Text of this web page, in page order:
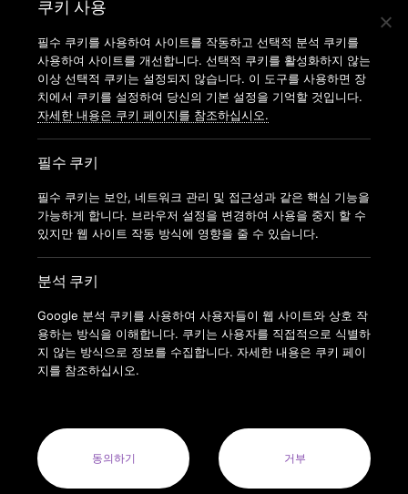
지점찾기
가맹신청
COPYRIGHT © 2022 ANYTIMEFITNESSKOREA ALL RIGHTS
업자번호 : 164-88-01413
사업자명: 주식회사 모던휘트니스코리아(MODERN FITNESS KOREA
CO. LTD.) 대표자: 오혁진
쿠키 사용
필수 쿠키를 사용하여 사이트를 작동하고 선택적 분석 쿠키를
사용하여 사이트를 개선합니다. 선택적 쿠키를 활성화하지 않는
이상 선택적 쿠키는 설정되지 않습니다. 이 도구를 사용하면 장
치에서 쿠키를 설정하여 당신의 기본 설정을 기억할 것입니다.
자세한 내용은 쿠키 페이지를 참조하십시오.
필수 쿠키
필수 쿠키는 보안, 네트워크 관리 및 접근성과 같은 핵심 기능을
가능하게 합니다. 브라우저 설정을 변경하여 사용을 중지 할 수
있지만 웹 사이트 작동 방식에 영향을 줄 수 있습니다.
분석 쿠키
Google 분석 쿠키를 사용하여 사용자들이 웹 사이트와 상호 작
용하는 방식을 이해합니다. 쿠키는 사용자를 직접적으로 식별하
지 않는 방식으로 정보를 수집합니다. 자세한 내용은 쿠키 페이
지를 참조하십시오.
동의하기 거부